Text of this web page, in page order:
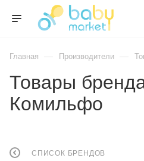
Главная — Производители —
Товары
Комильфо
СПИСОК БРЕНДОВ